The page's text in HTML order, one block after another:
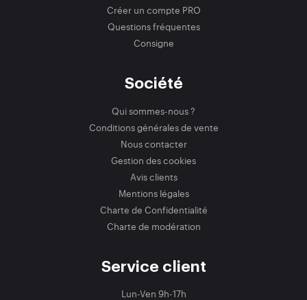
Créer un compte PRO
Questions fréquentes
Consigne
Société
Qui sommes-nous ?
Conditions générales de vente
Nous contacter
Gestion des cookies
Avis clients
Mentions légales
Charte de Confidentialité
Charte de modération
Service client
Lun-Ven 9h-17h